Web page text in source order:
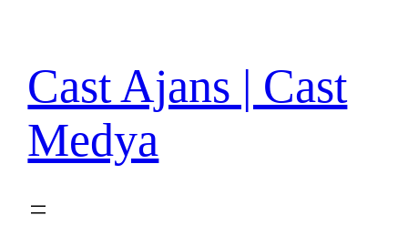
Cast Ajans | Cast
Medya